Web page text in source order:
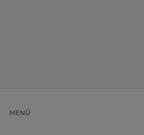
MENÚ